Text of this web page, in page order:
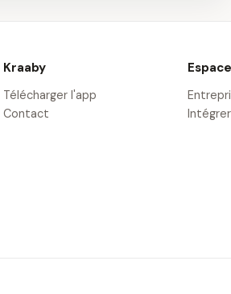
Kraaby
Télécharger l'app
Contact